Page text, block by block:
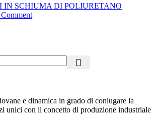
IN SCHIUMA DI POLIURETANO
Comment
e dinamica in grado di coniugare la
unici con il concetto di produzione industriale